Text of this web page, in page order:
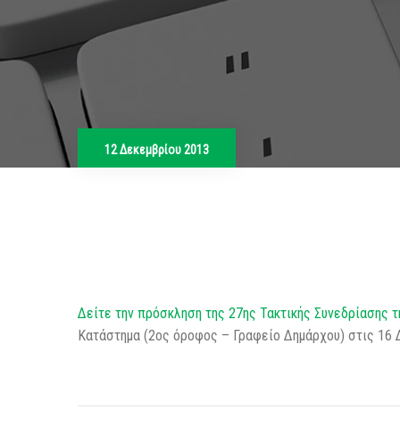
12 Δεκεμβρίου 2013
Δείτε την πρόσκληση της 27ης Τακτικής Συνεδρίασης
Κατάστημα (2ος όροφος – Γραφείο Δημάρχου) στις 16